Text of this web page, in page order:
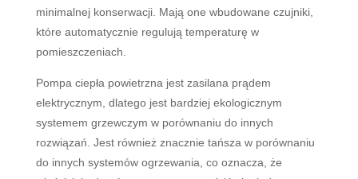
minimalnej konserwacji. Mają one wbudowane czujniki,
które automatycznie regulują temperaturę w
pomieszczeniach.
Pompa ciepła powietrzna jest zasilana prądem
elektrycznym, dlatego jest bardziej ekologicznym
systemem grzewczym w porównaniu do innych
rozwiązań. Jest również znacznie tańsza w porównaniu
do innych systemów ogrzewania, co oznacza, że